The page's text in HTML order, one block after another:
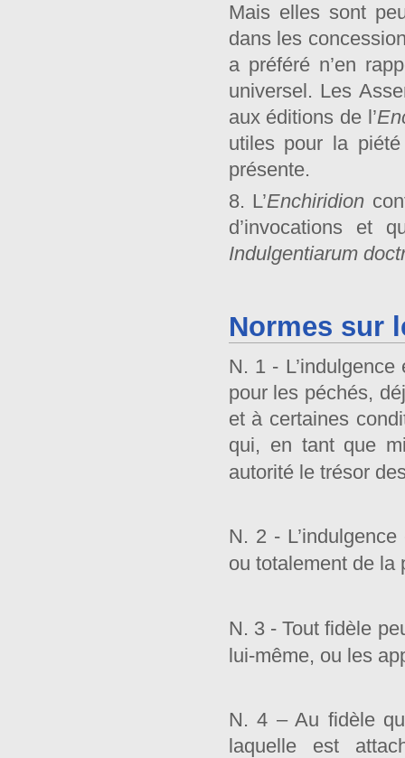
Mais elles sont
dans les
a préféré n’en
universel. Les
aux éditions de l’
utiles pour la
présente.
8. L’Enchiridion
d’invocations et
Indulgentiarum
Normes sur
N. 1 -
pour les péchés,
et à certaines
qui, en tant que
autorité le trésor
N. 2 -
ou totalement de la
N. 3 - Tout fidèle
lui-même, ou les
N. 4 – Au fidèle
laquelle est